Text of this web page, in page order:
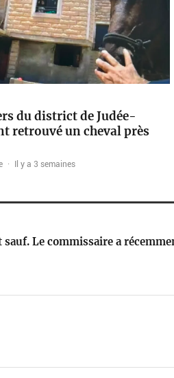
du district de Judée-
retrouvé un cheval près
· Il y a 3 semaines
sauf. Le commissaire a